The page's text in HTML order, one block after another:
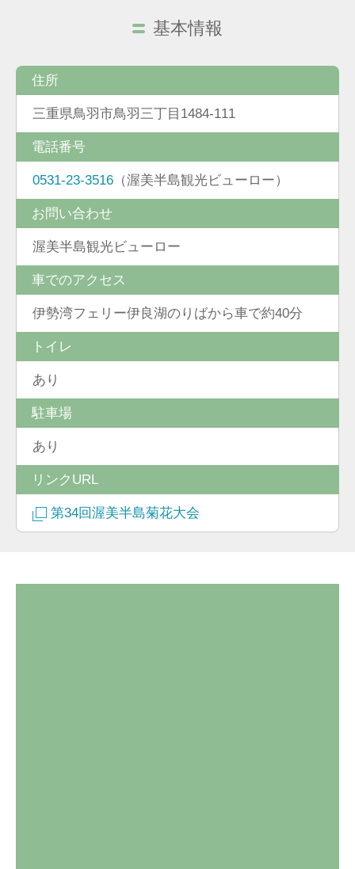
基本情報
住所
三重県鳥羽市鳥羽三丁目1484-111
電話番号
0531-23-3516 （渥美半島観光ビューロー）
お問い合わせ
渥美半島観光ビューロー
車でのアクセス
伊勢湾フェリー伊良湖のりばから車で約40分
トイレ
あり
駐車場
あり
リンクURL
第34回渥美半島菊花大会